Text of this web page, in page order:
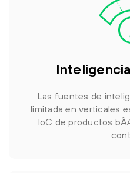
Las fuentes de
limitada en verticales
IoC de productos